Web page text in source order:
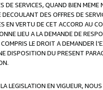
DE SERVICES, QUAND BIEN
DES OFFRES DE
EN VERTU DE CET ACCORD AU
LIEU A LA DEMANDE DE
LE DROIT A DEMANDER
DISPOSITION DU PRESENT
LEGISLATION EN VIGUEUR,